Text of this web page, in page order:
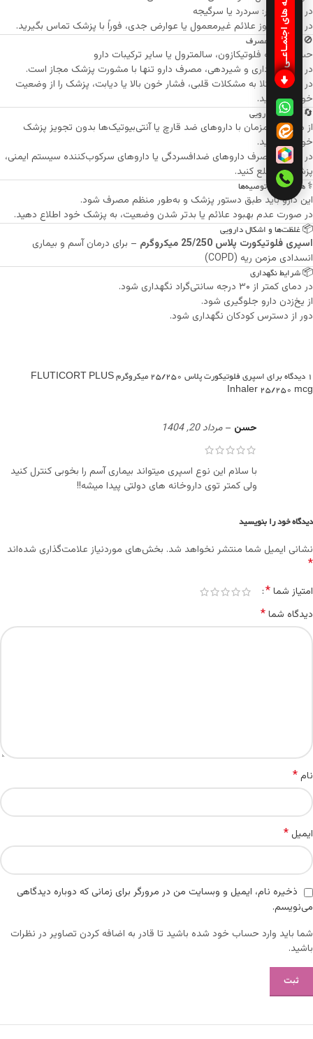
در موارد نادر: سردرد یا سرگیجه
در صورت بروز علائم غیرمعمول یا عوارض جدی، فوراً با پزشک تماس بگیرید.
🚫 موارد منع مصرف
حساسیت به فلوتیکازون، سالمترول یا سایر ترکیبات دارو
در دوران بارداری و شیردهی، مصرف دارو تنها با مشورت پزشک مجاز است.
در صورت ابتلا به مشکلات قلبی، فشار خون بالا یا دیابت، پزشک را از وضعیت
خود آگاه کنید.
🔄 تداخلات دارویی
از مصرف همزمان با داروهای ضد قارچ یا آنتی‌بیوتیک‌ها بدون تجویز پزشک
خودداری کنید.
در صورت مصرف داروهای ضدافسردگی یا داروهای سرکوب‌کننده سیستم ایمنی،
پزشک را مطلع کنید.
⚕️ هشدارها و توصیه‌ها
این دارو باید طبق دستور پزشک و به‌طور منظم مصرف شود.
در صورت عدم بهبود علائم یا بدتر شدن وضعیت، به پزشک خود اطلاع دهید.
📦 غلظت‌ها و اشکال دارویی
اسپری فلوتیکورت پلاس 25/250 میکروگرم
– برای درمان آسم و بیماری
انسدادی مزمن ریه (COPD)
📦 شرایط نگهداری
در دمای کمتر از ۳۰ درجه سانتی‌گراد نگهداری شود.
از یخ‌زدن دارو جلوگیری شود.
دور از دسترس کودکان نگهداری شود.
1 دیدگاه برای
اسپری فلوتیکورت پلاس 25/250 میکروگرم FLUTICORT PLUS
Inhaler 25/250 mcg
حسن – مرداد 20, 1404
با سلام این نوع اسپری میتواند بیماری آسم را بخوبی کنترل کنید
ولی کمتر توی داروخانه های دولتی پیدا میشه!!
دیدگاه خود را بنویسید
نشانی ایمیل شما منتشر نخواهد شد. بخش‌های موردنیاز علامت‌گذاری شده‌اند
*
امتیاز شما*
دیدگاه شما*
نام*
ایمیل*
ذخیره نام، ایمیل و وبسایت من در مرورگر برای زمانی که دوباره دیدگاهی
می‌نویسم.
شما باید وارد حساب خود شده باشید تا قادر به اضافه کردن تصاویر در نظرات
باشید.
شبکـه های اجتمـاعـی